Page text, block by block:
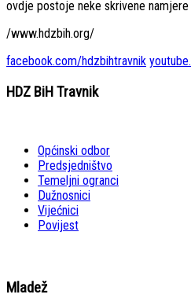
ovdje postoje neke skrivene
/www.hdzbih.org/
facebook.com/hdzbihtravnik
HDZ BiH Travnik
Općinski odbor
Predsjedništvo
Temeljni ogranci
Dužnosnici
Vijećnici
Povijest
Mladež